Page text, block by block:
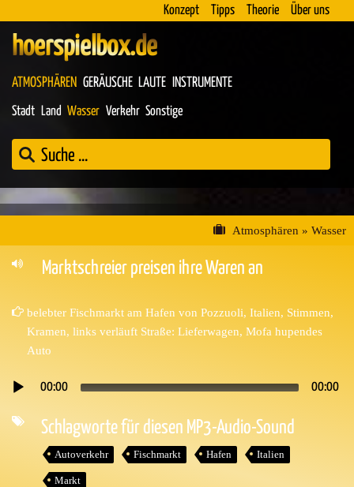
Konzept Tipps Theorie Über uns
hoerspielbox.de
ATMOSPHÄREN GERÄUSCHE LAUTE INSTRUMENTE
Stadt Land Wasser Verkehr Sonstige
Atmosphären » Wasser
Marktschreier preisen ihre Waren an
belebter Fischmarkt am Hafen von Pozzuoli, Italien, Stimmen,
Kramen, links verläuft Straße: Lieferwagen, Mofa hupendes
Auto
Audio-
00:00 00:00
Schlagworte für diesen MP3-Audio-Sound
Autoverkehr Fischmarkt Hafen Italien
Markt